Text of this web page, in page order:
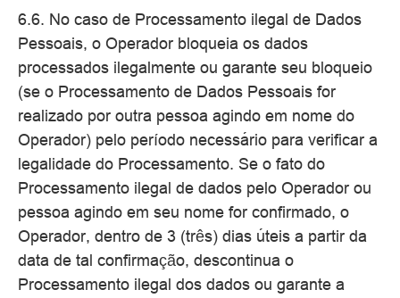
6.6. No caso de Processamento ilegal de Dados
Pessoais, o Operador bloqueia os dados
processados ilegalmente ou garante seu bloqueio
(se o Processamento de Dados Pessoais for
realizado por outra pessoa agindo em nome do
Operador) pelo período necessário para verificar a
legalidade do Processamento. Se o fato do
Processamento ilegal de dados pelo Operador ou
pessoa agindo em seu nome for confirmado, o
Operador, dentro de 3 (três) dias úteis a partir da
data de tal confirmação, descontinua o
Processamento ilegal dos dados ou garante a